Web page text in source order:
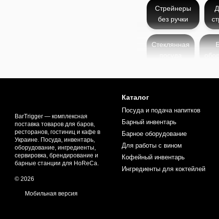
Стрейнеры
без ручки
Стеклянная
Джулеп-стрейнер - это
и профессиональную
стрейнер остается
Этот стрейнер
устойчивость к
задерживая при этом
Благодаря изогнутой
BarTrigger — комплексная
поставка товаров для баров,
ресторанов, гостиниц и кафе в
Украине. Посуда, инвентарь,
оборудование, ингредиенты,
сервировка, брендирование и
барные станции для HoReCa.
© 2026
Мобильная версия
Каталог
Посуда и подача напитков
Барный инвентарь
Барное оборудование
Для работы с вином
Кофейный инвентарь
Ингредиенты для коктейлей